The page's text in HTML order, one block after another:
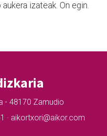
izateak. On egin.
- 48170 Zamudio
· aikortxori@aikor.com